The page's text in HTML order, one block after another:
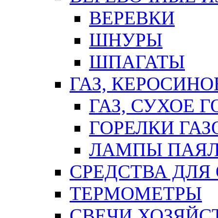
ВЕРЕВКИ
ШНУРЫ
ШПАГАТЫ
ГАЗ,
ГАЗ, СУХОЕ
ГОРЕЛКИ
ЛАМПЫ
СРЕДСТВА
ТЕРМОМЕТРЫ